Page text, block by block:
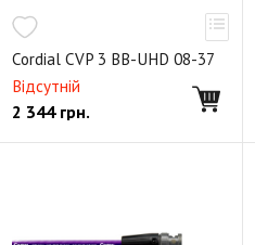
Cordial CVP 3 BB-UHD 08-37
Відсутній
2 344грн.